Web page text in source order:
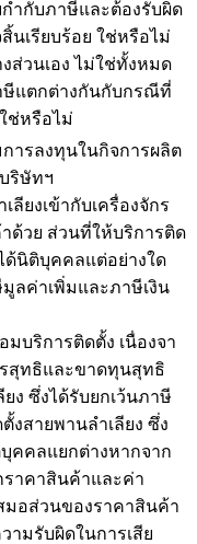
ำกับภาษีและต้องรับผิด
นเรียบร้อย ใช่หรือไม่
ส่วนเอง ไม่ใช่ทั้งหมด
ษีแตกต่างกันกับกรณีที่
ช่หรือไม่
การลงทุนในกิจการผลิต
ริษัทฯ
ลียงเข้ากับเครื่องจักร
ด้วย ส่วนที่ให้บริการติด
ด้นิติบุคคลแต่อย่างใด
ลค่าเพิ่มและภาษีเงิน
บริการติดตั้ง เนื่องจา
สุทธิและขาดทุนสุทธิ
ง ซึ่งได้รับยกเว้นภาษี
งสายพานลำเลียง ซึ่ง
คคลแยกต่างหากจาก
ราคาสินค้าและค่า
มอส่วนของราคาสินค้า
ามรับผิดในการเสีย